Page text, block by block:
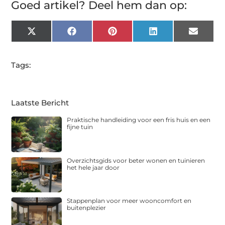
Goed artikel? Deel hem dan op:
X
(Twitter)
FacebookPinterest LinkedIn Email
Tags:
Laatste Bericht
Praktische handleiding voor een fris huis en een
fijne tuin
Overzichtsgids voor beter wonen en tuinieren
het hele jaar door
Stappenplan voor meer wooncomfort en
buitenplezier